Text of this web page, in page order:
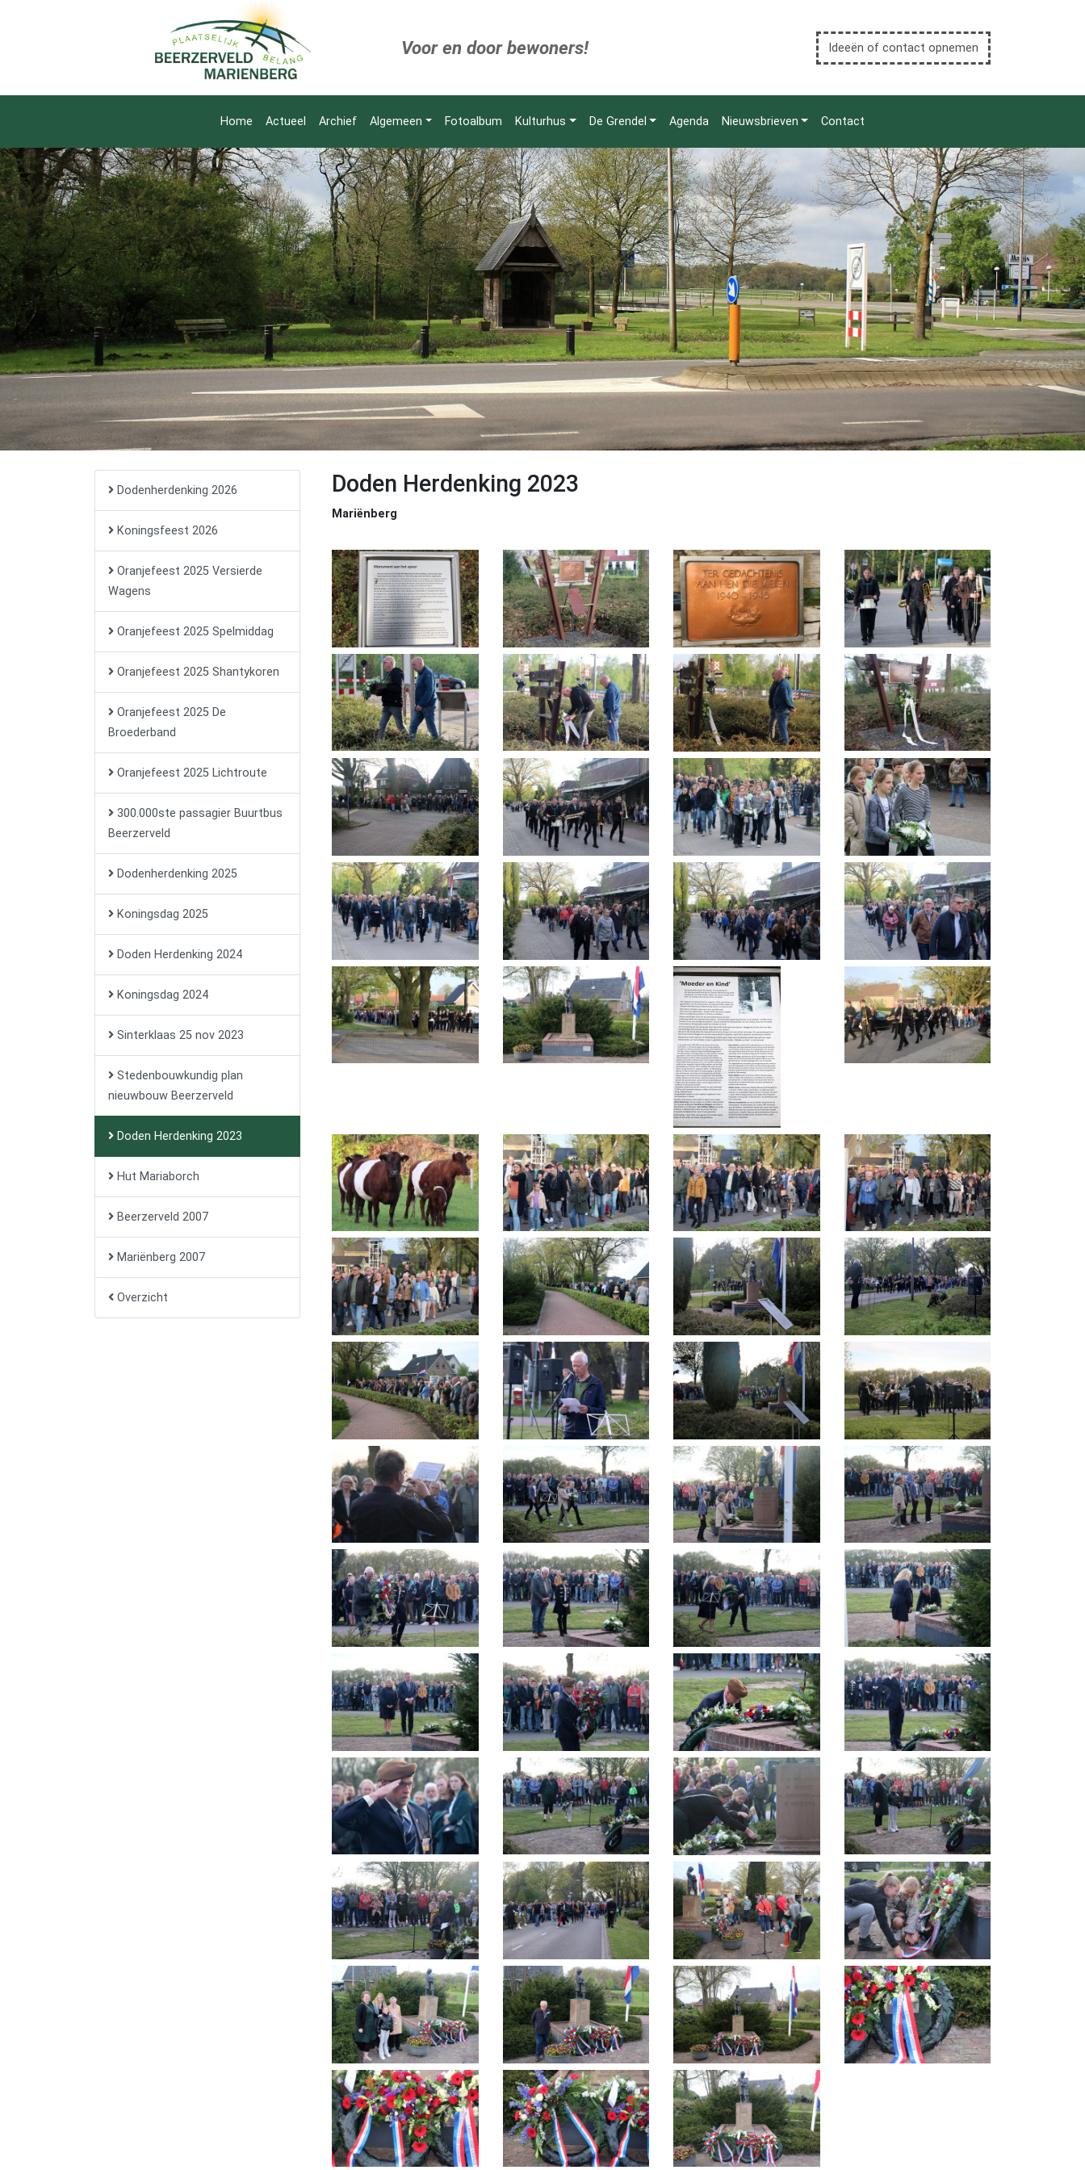
Voor en door bewoners! Ideeën of contact opnemen
Home Actueel Archief Algemeen Fotoalbum Kulturhus De Grendel Agenda Nieuwsbrieven Contact
Doden Herdenking 2023
Mariënberg
Dodenherdenking 2026
Koningsfeest 2026
Oranjefeest 2025 Versierde
Wagens
Oranjefeest 2025 Spelmiddag
Oranjefeest 2025 Shantykoren
Oranjefeest 2025 De
Broederband
Oranjefeest 2025 Lichtroute
300.000ste passagier Buurtbus
Beerzerveld
Dodenherdenking 2025
Koningsdag 2025
Doden Herdenking 2024
Koningsdag 2024
Sinterklaas 25 nov 2023
Stedenbouwkundig plan
nieuwbouw Beerzerveld
Doden Herdenking 2023
Hut Mariaborch
Beerzerveld 2007
Mariënberg 2007
Overzicht